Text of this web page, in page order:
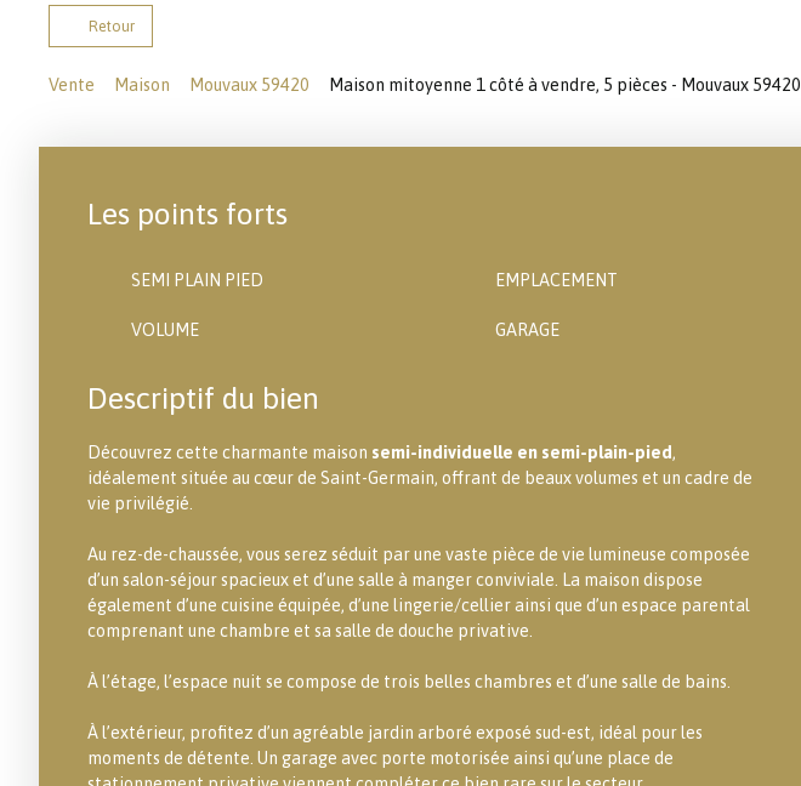
Retour
Vente Maison Mouvaux 59420 Maison mitoyenne 1 côté à vendre, 5 pièces - Mouvaux 59420
Les points forts
SEMI PLAIN PIED EMPLACEMENT
VOLUME GARAGE
Descriptif du bien
Découvrez cette charmante maison semi-individuelle en semi-plain-pied,
idéalement située au cœur de Saint-Germain, offrant de beaux volumes et un cadre de
vie privilégié.
Au rez-de-chaussée, vous serez séduit par une vaste pièce de vie lumineuse composée
d’un salon-séjour spacieux et d’une salle à manger conviviale. La maison dispose
également d’une cuisine équipée, d’une lingerie/cellier ainsi que d’un espace parental
comprenant une chambre et sa salle de douche privative.
À l’étage, l’espace nuit se compose de trois belles chambres et d’une salle de bains.
À l’extérieur, profitez d’un agréable jardin arboré exposé sud-est, idéal pour les
moments de détente. Un garage avec porte motorisée ainsi qu’une place de